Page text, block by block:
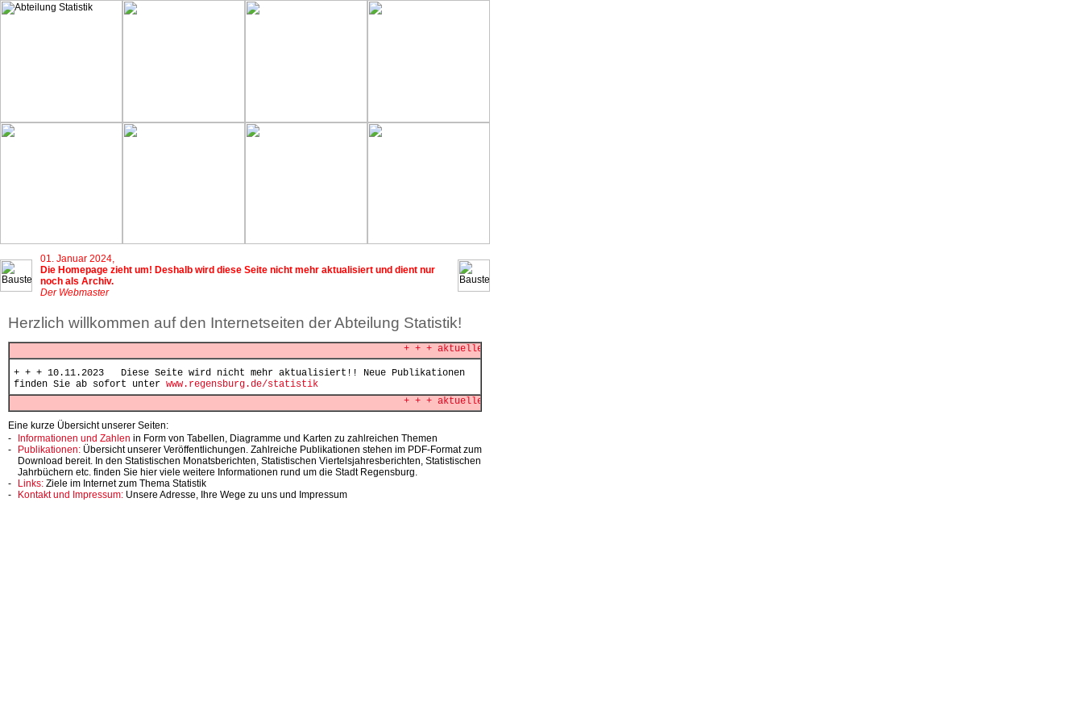
01. Januar 2024,
Die Homepage zieht um! Deshalb wird diese Seite nicht mehr aktualisiert und dient nur
noch als Archiv.
Der Webmaster
Herzlich willkommen auf den Internetseiten der Abteilung Statistik!
+ + + aktuelles + + + + + + aktuelles + + + + + + aktuelles + + + +
+ + + 10.11.2023 Diese Seite wird nicht mehr aktualisiert!! Neue Publikationen
finden Sie ab sofort unter www.regensburg.de/statistik
+ + + aktuelles + + + + + + aktuelles + + + + + + aktuelles + + + +
Eine kurze Übersicht unserer Seiten:
Informationen und Zahlen in Form von Tabellen, Diagramme und Karten zu zahlreichen Themen
Publikationen: Übersicht unserer Veröffentlichungen. Zahlreiche Publikationen stehen im PDF-Format zum
Download bereit. In den Statistischen Monatsberichten, Statistischen Viertelsjahresberichten, Statistischen
Jahrbüchern etc. finden Sie hier viele weitere Informationen rund um die Stadt Regensburg.
Links: Ziele im Internet zum Thema Statistik
Kontakt und Impressum: Unsere Adresse, Ihre Wege zu uns und Impressum